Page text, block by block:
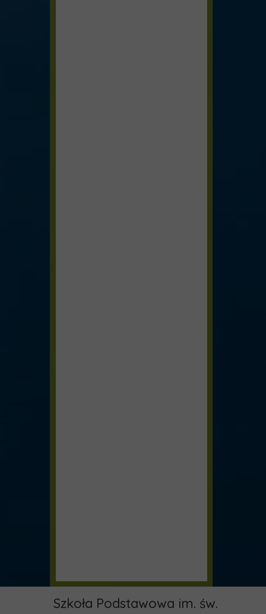
Szkoła Podstawowa im. św.